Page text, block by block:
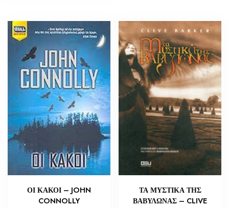
ΟΙ ΚΑΚΟΙ – JOHN
CONNOLLY
ΤΑ ΜΥΣΤΙΚΑ ΤΗΣ
ΒΑΒΥΛΩΝΑΣ – CLIVE